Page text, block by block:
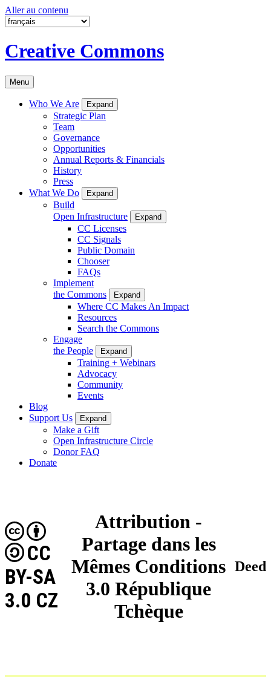
Aller au contenu
Creative Commons
Menu
Who We Are Expand
Strategic Plan
Team
Governance
Opportunities
Annual Reports & Financials
History
Press
What We Do
Expand
Build
Open Infrastructure
Expand
CC Licenses
CC Signals
Public Domain
Chooser
FAQs
Implement
the Commons
Expand
Where CC Makes An Impact
Resources
Search the Commons
Engage
the People
Expand
Training + Webinars
Advocacy
Community
Events
Blog
Support Us
Expand
Make a Gift
Open Infrastructure Circle
Donor FAQ
Donate
Attribution -
Partage dans les
Mêmes Conditions
3.0 République
Tchèque
CC
BY-SA
3.0 CZ
Deed